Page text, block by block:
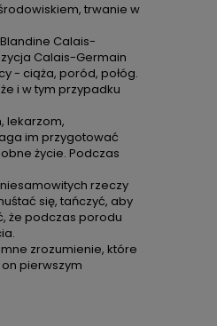
trwanie w
Calais-
Calais-Germain
- ciąża, poród, połóg.
i w tym przypadku
lekarzom,
im przygotować
życie. Podczas
rzeczy
się, tańczyć, aby
że podczas porodu
zrozumienie, które
pierwszym